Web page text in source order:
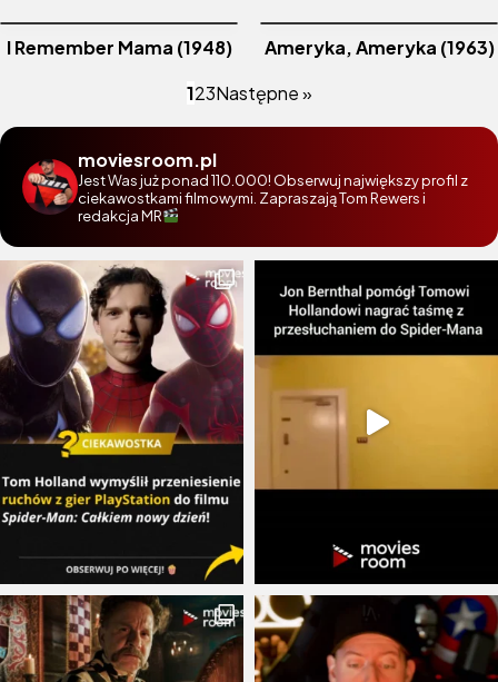
I Remember Mama (1948)
Ameryka, Ameryka (1963)
123Następne »
moviesroom.pl
Jest Was już ponad 110.000! Obserwuj największy profil z
ciekawostkami filmowymi. Zapraszają Tom Rewers i
redakcja MR